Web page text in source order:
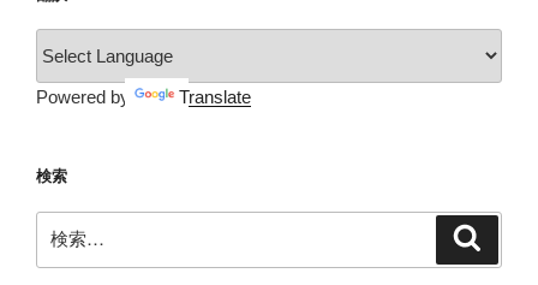
Powered by Translate
検索
索: